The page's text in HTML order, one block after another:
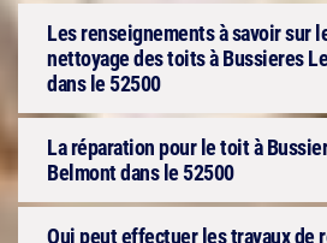
Les renseignements à savoir sur
nettoyage des toits à Bussieres
dans le 52500
La réparation pour le toit à
Belmont dans le 52500
Qui peut effectuer les travaux de